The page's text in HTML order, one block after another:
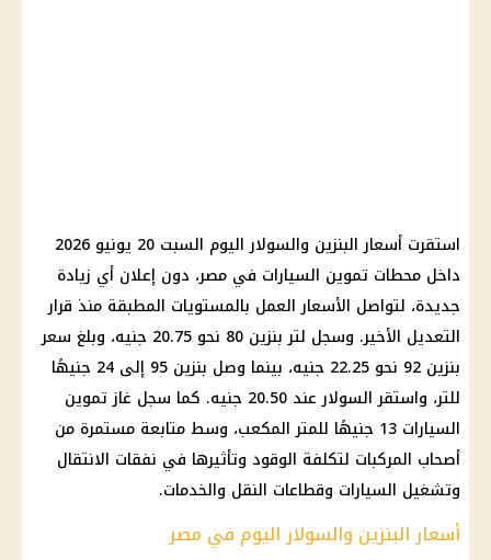
استقرت أسعار البنزين والسولار اليوم السبت 20 يونيو 2026
داخل محطات تموين السيارات في مصر، دون إعلان أي زيادة
جديدة، لتواصل الأسعار العمل بالمستويات المطبقة منذ قرار
التعديل الأخير. وسجل لتر بنزين 80 نحو 20.75 جنيه، وبلغ سعر
بنزين 92 نحو 22.25 جنيه، بينما وصل بنزين 95 إلى 24 جنيهًا
للتر، واستقر السولار عند 20.50 جنيه. كما سجل غاز تموين
السيارات 13 جنيهًا للمتر المكعب، وسط متابعة مستمرة من
أصحاب المركبات لتكلفة الوقود وتأثيرها في نفقات الانتقال
وتشغيل السيارات وقطاعات النقل والخدمات.
أسعار البنزين والسولار اليوم في مصر